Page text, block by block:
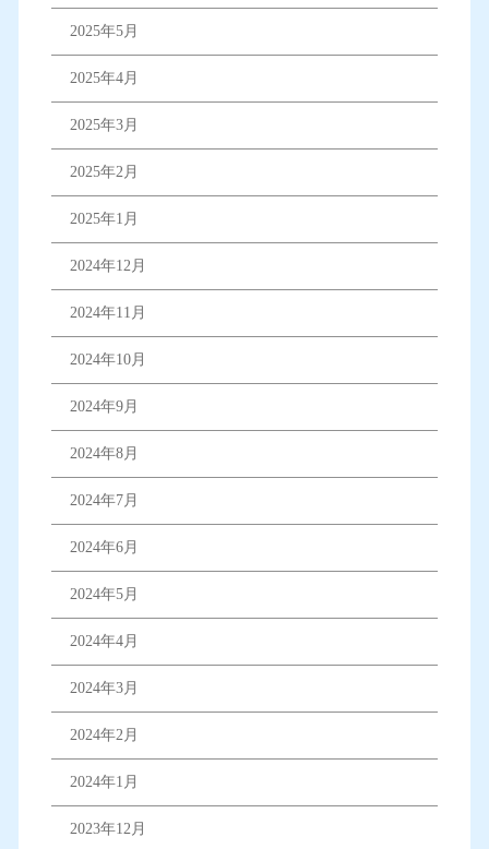
2025年5月
2025年4月
2025年3月
2025年2月
2025年1月
2024年12月
2024年11月
2024年10月
2024年9月
2024年8月
2024年7月
2024年6月
2024年5月
2024年4月
2024年3月
2024年2月
2024年1月
2023年12月